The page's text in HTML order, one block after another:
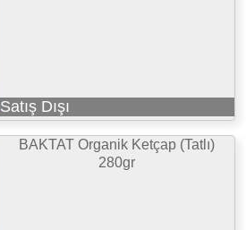
Satış Dışı
BAKTAT Organik Ketçap (Tatlı)
280gr